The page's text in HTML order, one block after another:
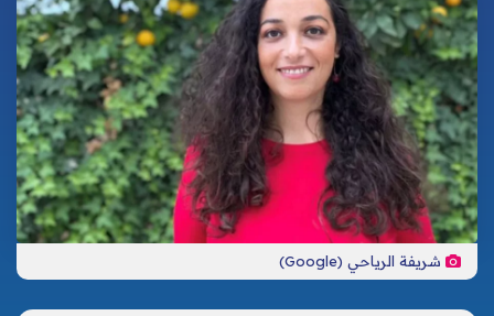
صحة تحليلات
الأخبار المحلية
إشهار
اتصل بنا
شريفة الرياحي (Google)